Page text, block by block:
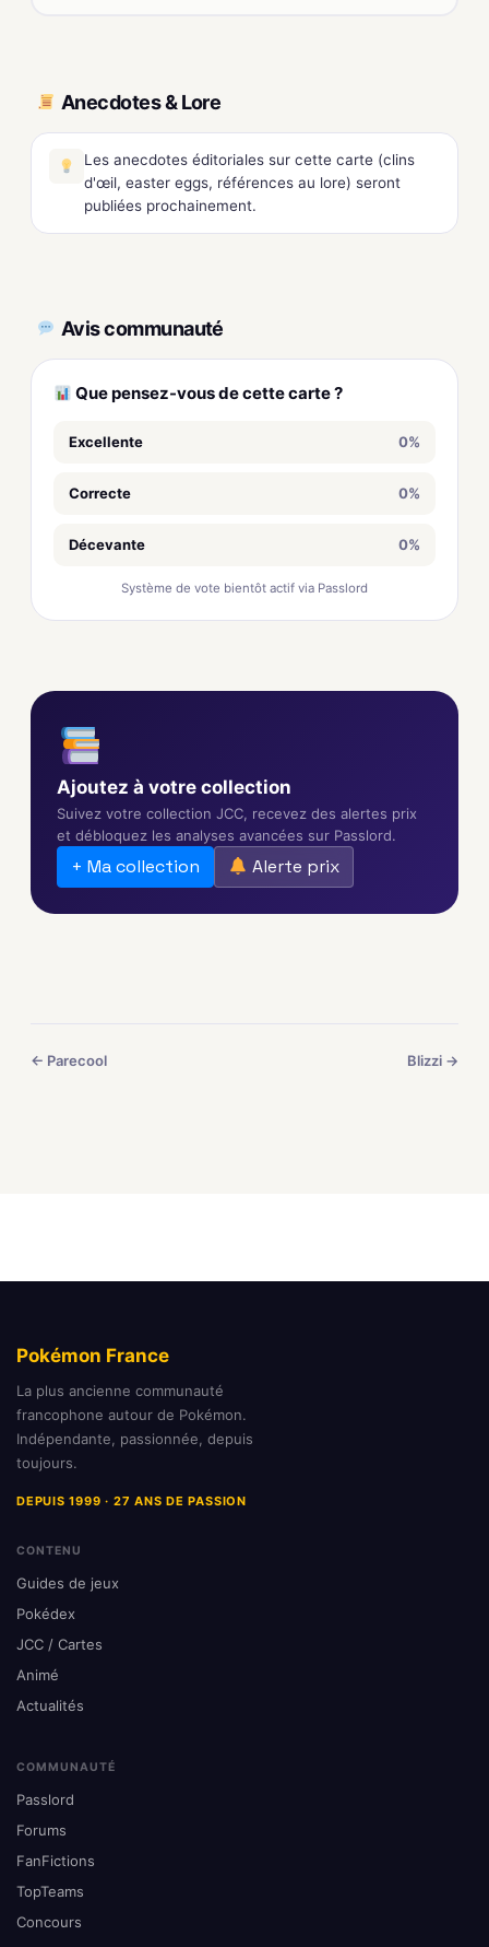
Anecdotes & Lore
Les anecdotes éditoriales sur cette carte (clins
d'œil, easter eggs, références au lore) seront
publiées prochainement.
Avis communauté
Que pensez-vous de cette carte ?
Excellente 0%
Correcte 0%
Décevante 0%
Système de vote bientôt actif via Passlord
Ajoutez à votre collection
Suivez votre collection JCC, recevez des alertes prix
et débloquez les analyses avancées sur Passlord.
+ Ma collection Alerte prix
← Parecool Blizzi →
Pokémon France
La plus ancienne communauté
francophone autour de Pokémon.
Indépendante, passionnée, depuis
toujours.
DEPUIS 1999 · 27 ANS DE PASSION
CONTENU
Guides de jeux
Pokédex
JCC / Cartes
Animé
Actualités
COMMUNAUTÉ
Passlord
Forums
FanFictions
TopTeams
Concours